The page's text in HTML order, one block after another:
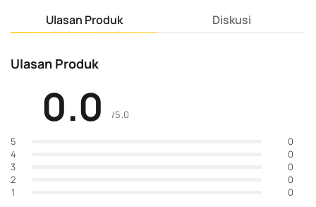
Ulasan Produk Diskusi
Ulasan Produk
0.0 /5.0
5
0
4
0
3
0
2
0
1
0